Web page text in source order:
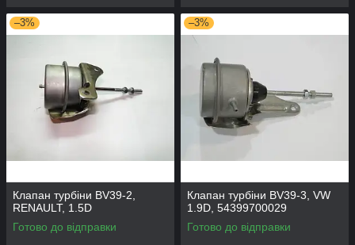
–3%
Клапан турбіни BV39-2,
RENAULT, 1.5D
Готово до відправки
–3%
Клапан турбіни BV39-3, VW
1.9D, 54399700029
Готово до відправки